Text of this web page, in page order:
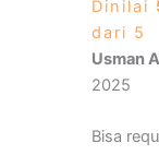
Dinilai
dari 5
Usman
2025
Bisa